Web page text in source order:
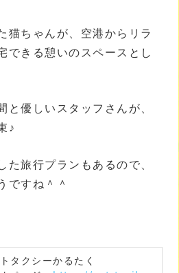
猫ちゃんが、空港からリラ
できる憩いのスペースとし
優しいスタッフさんが、
♪
た旅行プランもあるので、
ですね＾＾
タクシーかるたく